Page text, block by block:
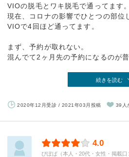
VIOの脱毛とワキ脱毛で通ってます。
現在、コロナの影響でひとつの部位
VIOで4回ほど通ってます。
まず、予約が取れない。
混んでて2ヶ月先の予約になるのが
続きを読む
2020年12月受診 / 2021年03月投稿 39人
4.0
ぴぽぱ（本人・20代・女性・掲載口